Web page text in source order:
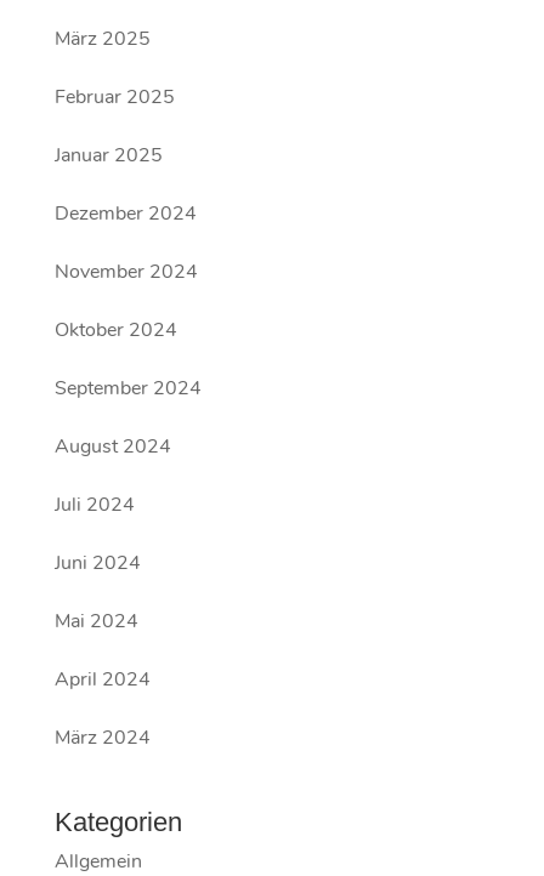
März 2025
Februar 2025
Januar 2025
Dezember 2024
November 2024
Oktober 2024
September 2024
August 2024
Juli 2024
Juni 2024
Mai 2024
April 2024
März 2024
Kategorien
Allgemein